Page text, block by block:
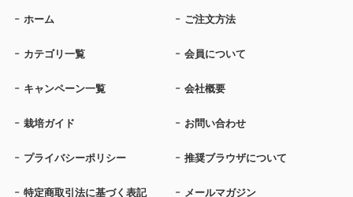
ホーム ご注文方法
カテゴリ一覧 会員について
キャンペーン一覧 会社概要
栽培ガイド お問い合わせ
プライバシーポリシー 推奨ブラウザについて
特定商取引法に基づく表記 メールマガジン